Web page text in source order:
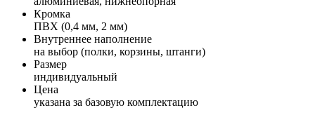
Кромка
ПВХ (0,4 мм, 2 мм)
Внутреннее наполнение
на выбор (полки, корзины, штанги)
Размер
индивидуальный
Цена
указана за базовую комплектацию